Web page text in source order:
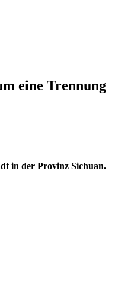
eine Trennung
in der Provinz Sichuan.